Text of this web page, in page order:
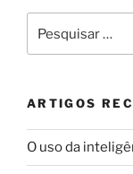
por:
ARTIGOS
O uso da